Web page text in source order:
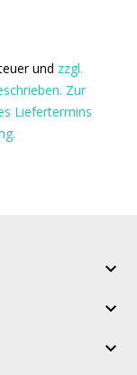
und zzgl.
Zur
Liefertermins


